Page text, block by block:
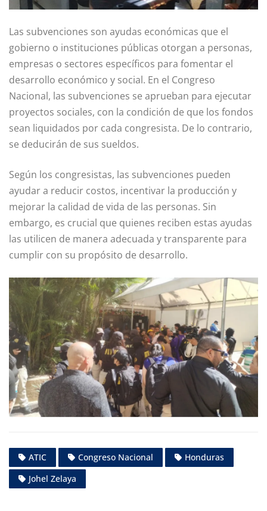
Las subvenciones son ayudas económicas que el
gobierno o instituciones públicas otorgan a personas,
empresas o sectores específicos para fomentar el
desarrollo económico y social. En el Congreso
Nacional, las subvenciones se aprueban para ejecutar
proyectos sociales, con la condición de que los fondos
sean liquidados por cada congresista. De lo contrario,
se deducirán de sus sueldos.
Según los congresistas, las subvenciones pueden
ayudar a reducir costos, incentivar la producción y
mejorar la calidad de vida de las personas. Sin
embargo, es crucial que quienes reciben estas ayudas
las utilicen de manera adecuada y transparente para
cumplir con su propósito de desarrollo.
ATIC Congreso Nacional
Honduras
Johel Zelaya